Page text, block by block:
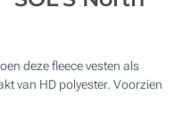
deze fleece vesten als
van HD polyester. Voorzien